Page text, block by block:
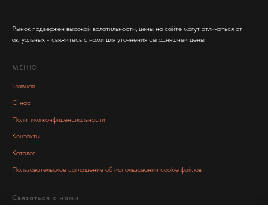
Рынок подвержен высокой волатильности, цены на сайте могут отличаться от
актуальных - свяжитесь с нами для уточнения сегодняшней цены
МЕНЮ
Главная
О нас
Политика конфиденциальности
Контакты
Каталог
Пользовательское соглашение об использовании cookie файлов
Связаться с нами